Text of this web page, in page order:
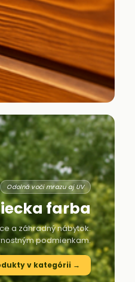
Odolná voči mrazu aj UV
farba
a záhradný nábytok.
podmienkam.
v kategórii →